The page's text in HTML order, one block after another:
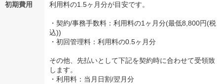
初期費用 利用料の1.5ヶ月分が目安です。
・契約/事務手数料：利用料の1ヶ月分(最低8,800円(税
込))
・初回管理料：利用料の0.5ヶ月分
その他、先払いとして下記を契約時に合わせて受領致
します。
・利用料：当月日割/翌月分